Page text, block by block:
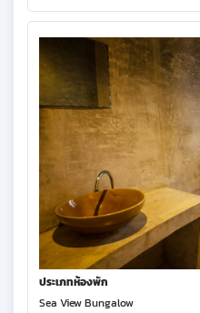
ประเภทห้องพัก
Sea View Bungalow